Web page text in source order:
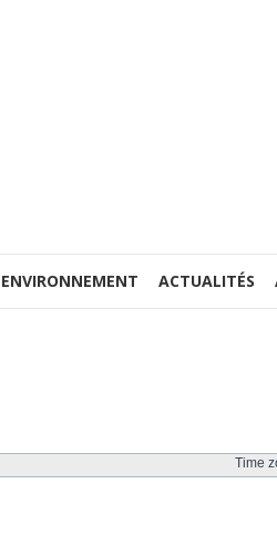
ENVIRONNEMENT ACTUALITÉS
Time